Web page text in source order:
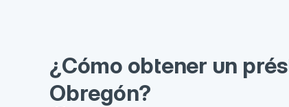
¿Cómo obtener un
Obregón?